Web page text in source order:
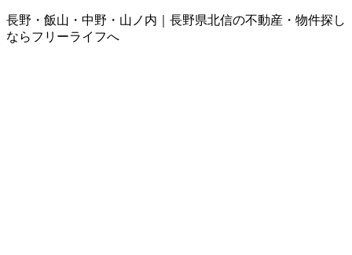
長野・飯山・中野・山ノ内｜長野県北信の不動産・物件探し
ならフリーライフへ